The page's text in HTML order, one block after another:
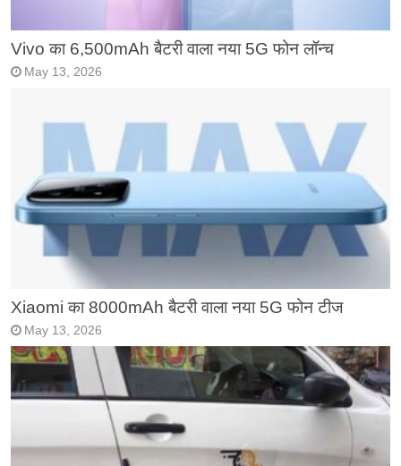
Vivo का 6,500mAh बैटरी वाला नया 5G फोन लॉन्च
May 13, 2026
Xiaomi का 8000mAh बैटरी वाला नया 5G फोन टीज
May 13, 2026